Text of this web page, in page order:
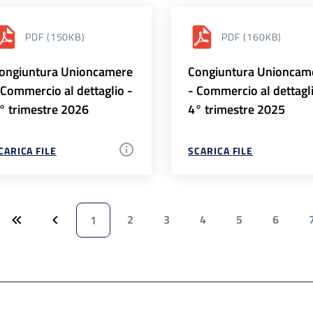
PDF (150KB)
Unioncamere
al dettaglio -
trimestre 2026
FILE
PDF (160KB)
Congiuntura
- Commercio al
4° trimestre 2025
SCARICA FILE
1 2 3 4 5 6